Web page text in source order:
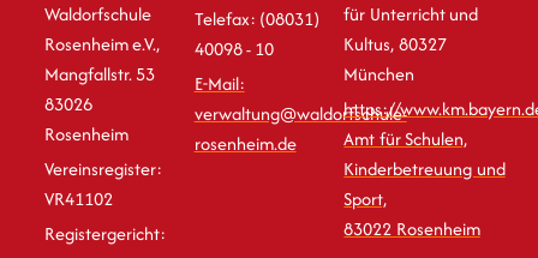
Waldorfschule
Rosenheim e.V.,
Mangfallstr. 53
83026
Rosenheim
Vereinsregister:
VR41102
Registergericht:
Telefax: (08031)
40098 - 10
E-Mail:
verwaltung@waldorfschule-
rosenheim.de
für Unterricht und
Kultus, 80327
München
https://
Amt für Schulen,
Kinderbetreuung und
Sport,
83022 Rosenheim